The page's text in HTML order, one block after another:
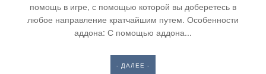
помощь в игре, с помощью которой вы доберетесь в
любое направление кратчайшим путем. Особенности
аддона: С помощью аддона...
- ДАЛЕЕ -